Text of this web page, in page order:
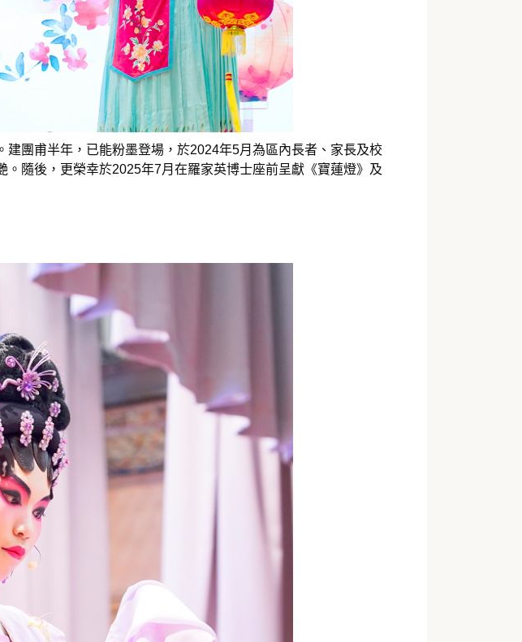
團甫半年，已能粉墨登場，於2024年5月為區內長者、家長及校
隨後，更榮幸於2025年7月在羅家英博士座前呈獻《寶蓮燈》及